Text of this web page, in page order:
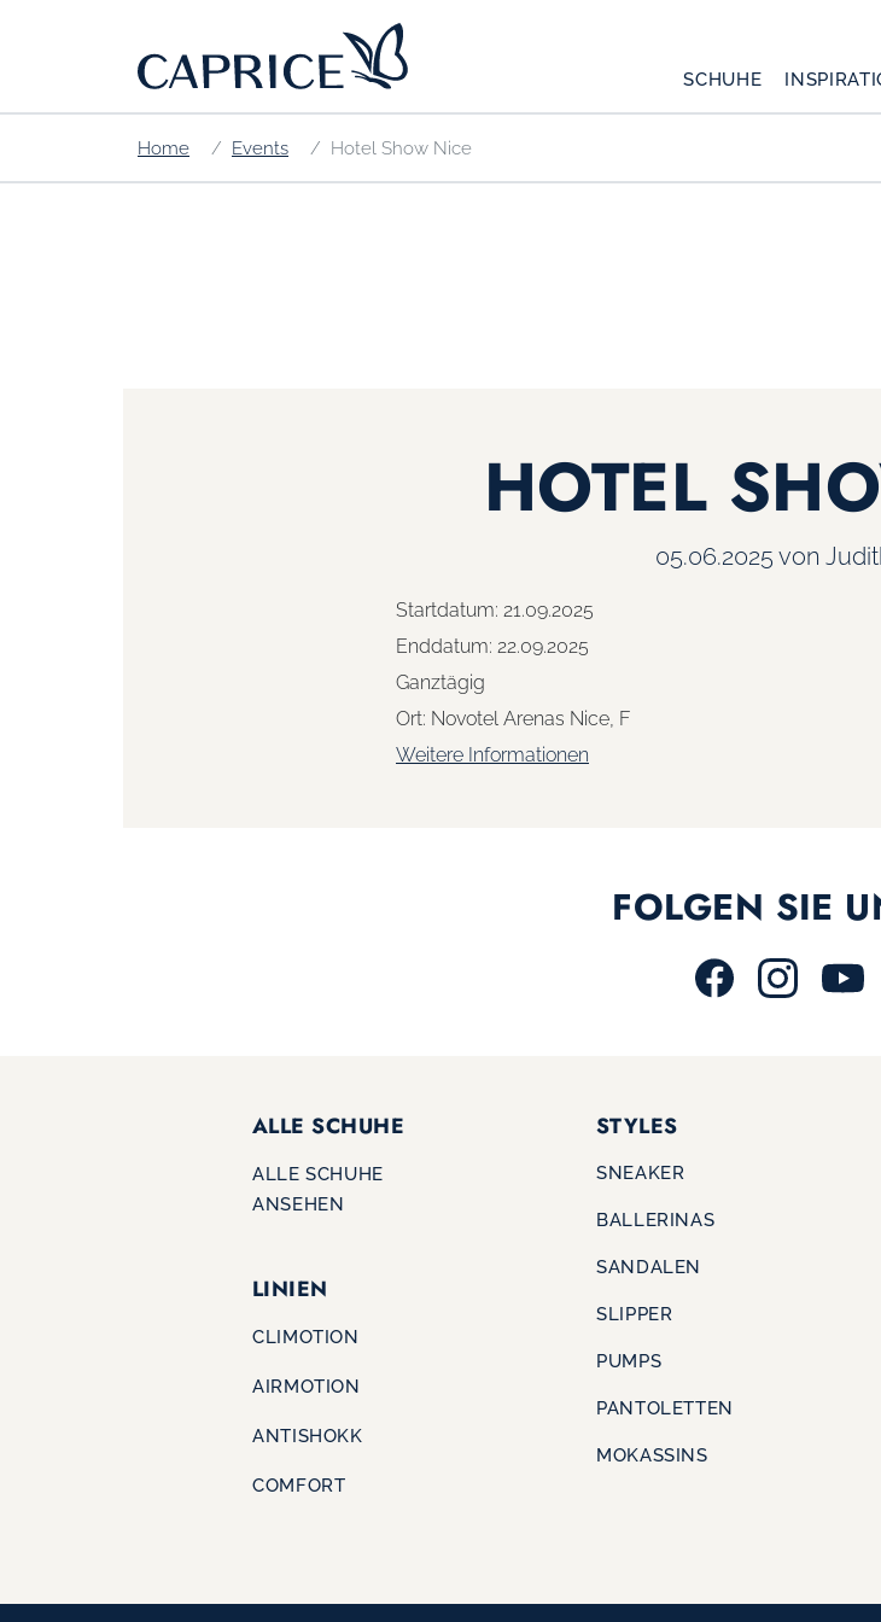
SCHUHE
Home Events Hotel Show Nice
HOTEL
05.06.2025 von
Startdatum: 21.09.2025
Enddatum: 22.09.2025
Ganztägig
Ort: Novotel Arenas Nice, F
Weitere Informationen
FOLGEN SIE
ALLE SCHUHE
ALLE SCHUHE
ANSEHEN
LINIEN
CLIMOTION
AIRMOTION
ANTISHOKK
COMFORT
STYLES
SNEAKER
BALLERINAS
SANDALEN
SLIPPER
PUMPS
PANTOLETTEN
MOKASSINS